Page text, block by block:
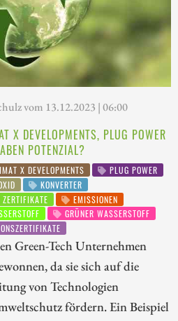
vom 13.12.2023 | 06:00
X DEVELOPMENTS, PLUG POWER
POTENZIAL?
X DEVELOPMENTS
PLUG POWER
KONVERTER
EMISSIONEN
GRÜNER WASSERSTOFF
Green-Tech Unternehmen
da sie sich auf die
von Technologien
fördern. Ein Beispiel